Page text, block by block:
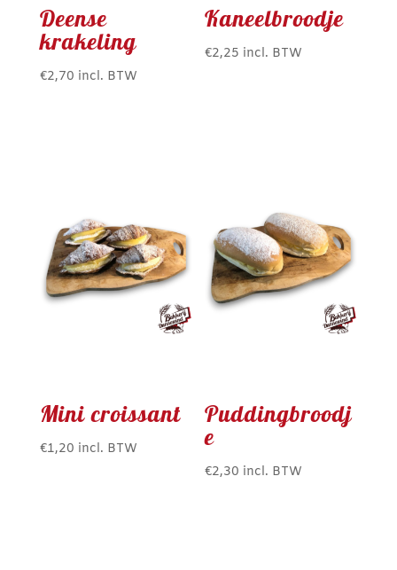
Deense
krakeling
€2,70 incl. BTW
Kaneelbroodje
€2,25 incl. BTW
Mini croissant
€1,20 incl. BTW
Puddingbroodj
e
€2,30 incl. BTW